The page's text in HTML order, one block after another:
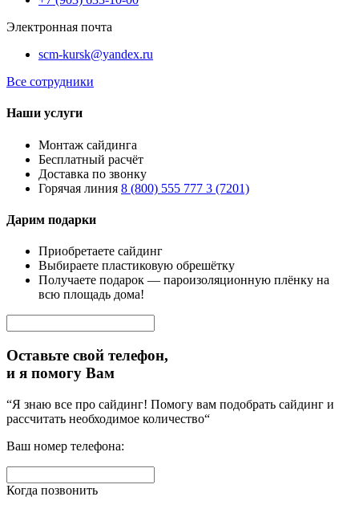
Электронная почта
scm-kursk@yandex.ru
Все сотрудники
Наши услуги
Монтаж сайдинга
Бесплатный расчёт
Доставка по звонку
Горячая линия 8 (800) 555 777 3 (7201)
Дарим подарки
Приобретаете сайдинг
Выбираете пластиковую обрешётку
Получаете подарок — пароизоляционную плёнку на
всю площадь дома!
Оставьте свой телефон,
и я помогу Вам
“Я знаю все про сайдинг! Помогу вам подобрать сайдинг и
рассчитать необходимое количество“
Ваш номер телефона:
Когда позвонить